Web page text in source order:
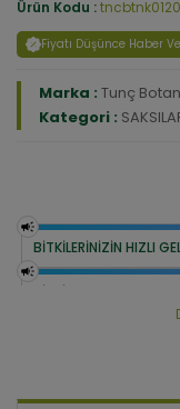
Ürün Kodu :
Fiyatı Düşünce Haber
Marka : Tunç
Kategori :
BİTKİLERİNİZİN HIZLI
BİTKİ COŞTURAN